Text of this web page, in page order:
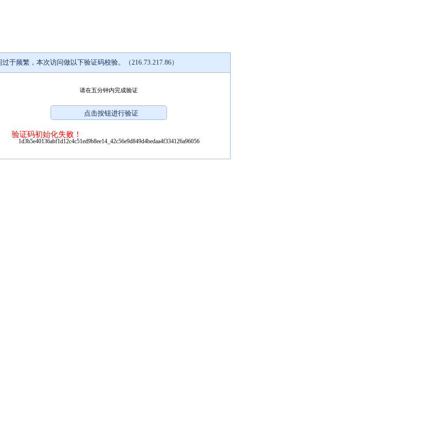
过于频繁，本次访问做以下验证码校验。（216.73.217.86）
请在五分钟内完成验证
验证码初始化失败！
1d3b5e40136abf1d12c4c51ed9b8ee14_42c56e9d849d4bedaa4f334126a96056